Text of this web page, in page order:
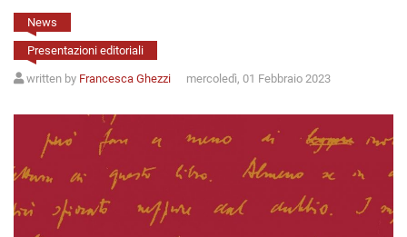
Annali
di
Annali
Scienze
News
Presentazioni editoriali
written by Francesca Ghezzi mercoledì, 01 Febbraio 2023